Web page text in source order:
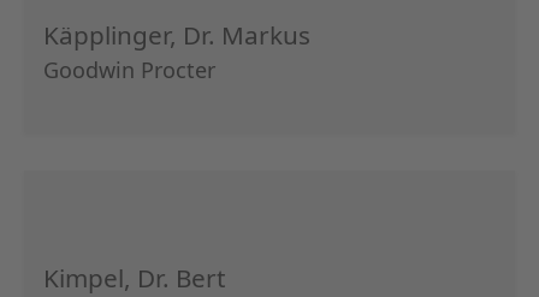
Käpplinger, Dr. Markus
Goodwin Procter
Kimpel, Dr. Bert